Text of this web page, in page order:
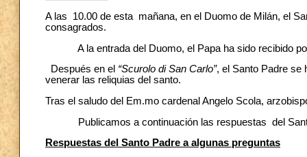
A las 10.00 de esta mañana, en el Duomo de Milán, el
consagrados.
A la entrada del Duomo, el Papa ha sido recibido por
Después en el “Scurolo di San Carlo”, el Santo Padre se
venerar las reliquias del santo.
Tras el saludo del Em.mo cardenal Angelo Scola,
Publicamos a continuación las respuestas del
Respuestas del Santo Padre a algunas preguntas